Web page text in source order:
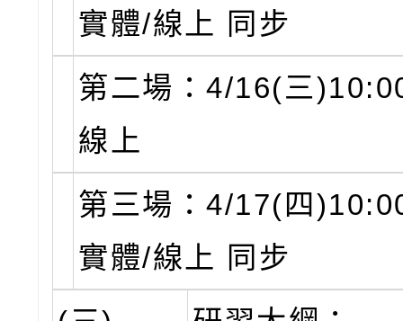
實體/線上 同步
第二場：4/16(三
線上
第三場：4/17(四
實體/線上 同步